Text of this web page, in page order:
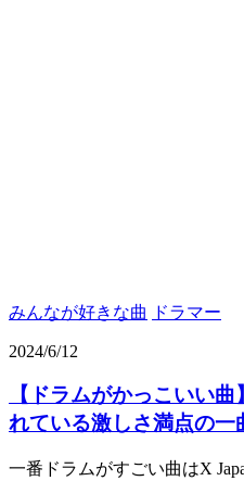
みんなが好きな曲 ドラマー
2024/6/12
【ドラムがかっこいい
れている激しさ満点の一
一番ドラムがすごい曲はX